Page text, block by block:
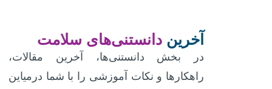
آخرین دانستنی‌های سلامت
در بخش دانستنی‌ها، آخرین مقالات،
راهکارها و نکات آموزشی را با شما درمیاین